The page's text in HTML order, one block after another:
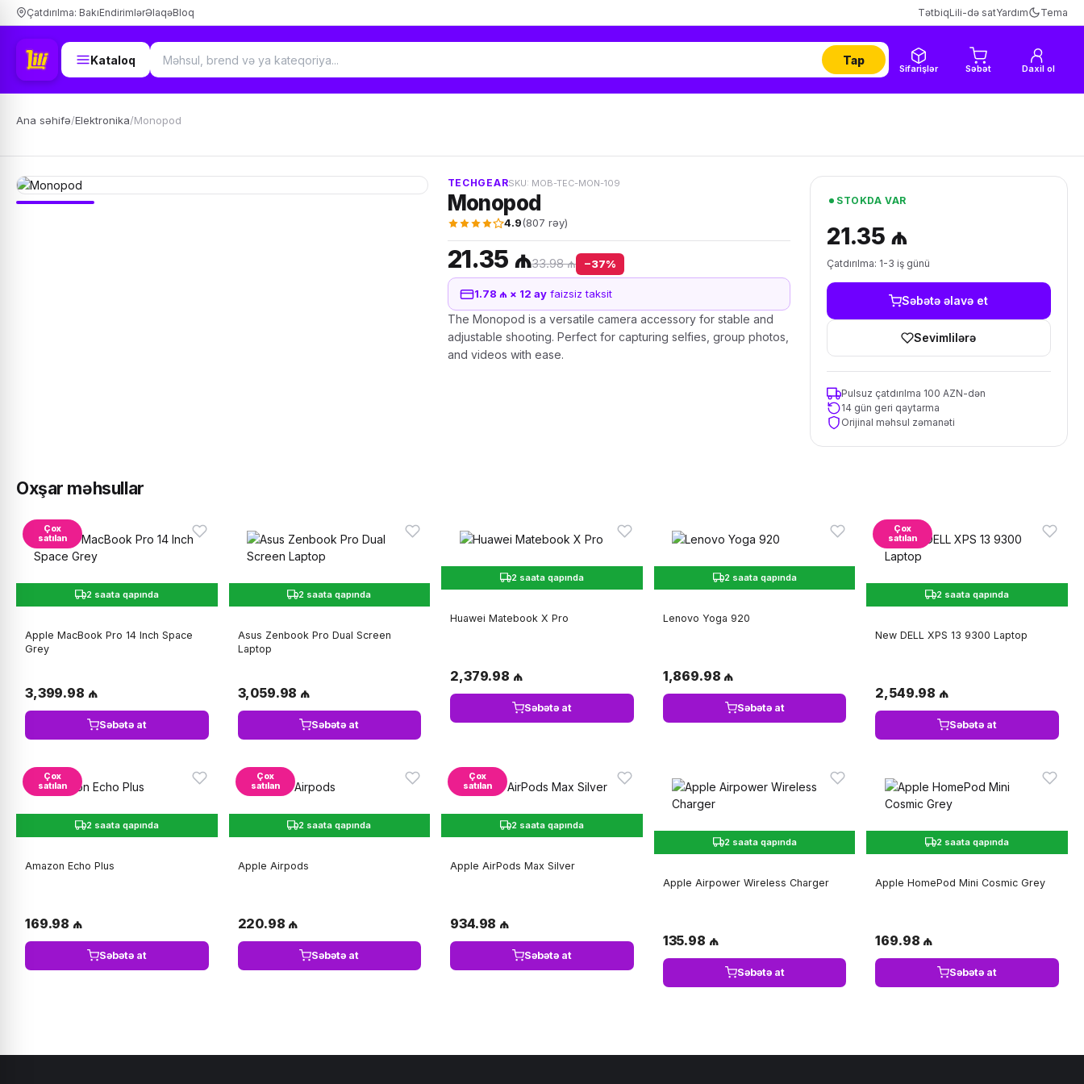
Çatdırılma: BakıEndirimlərƏlaqəBloq TətbiqLili-də satYardım Tema
Kataloq Tap
Sifarişlər Səbət Daxil ol
Ana səhifə/Elektronika/Monopod
TECHGEARSKU: MOB-TEC-MON-109
Monopod
4.9(807 rəy)
21.35 ₼33.98 ₼ −37%
1.78 ₼ × 12 ayfaizsiz taksit
The Monopod is a versatile camera accessory for stable and
adjustable shooting. Perfect for capturing selfies, group photos,
and videos with ease.
STOKDA VAR
21.35 ₼
Çatdırılma: 1-3 iş günü
Səbətə əlavə et
Sevimlilərə
Pulsuz çatdırılma 100 AZN-dən
14 gün geri qaytarma
Orijinal məhsul zəmanəti
Oxşar məhsullar
Çox
satılan
2 saata qapında
Apple MacBook Pro 14 Inch Space
Grey
3,399.98 ₼
Səbətə at
2 saata qapında
Asus Zenbook Pro Dual Screen
Laptop
3,059.98 ₼
Səbətə at
2 saata qapında
Huawei Matebook X Pro
2,379.98 ₼
Səbətə at
2 saata qapında
Lenovo Yoga 920
1,869.98 ₼
Səbətə at
Çox
satılan
2 saata qapında
New DELL XPS 13 9300 Laptop
2,549.98 ₼
Səbətə at
Çox
satılan
2 saata qapında
Amazon Echo Plus
169.98 ₼
Səbətə at
Çox
satılan
2 saata qapında
Apple Airpods
220.98 ₼
Səbətə at
Çox
satılan
2 saata qapında
Apple AirPods Max Silver
934.98 ₼
Səbətə at
2 saata qapında
Apple Airpower Wireless Charger
135.98 ₼
Səbətə at
2 saata qapında
Apple HomePod Mini Cosmic Grey
169.98 ₼
Səbətə at